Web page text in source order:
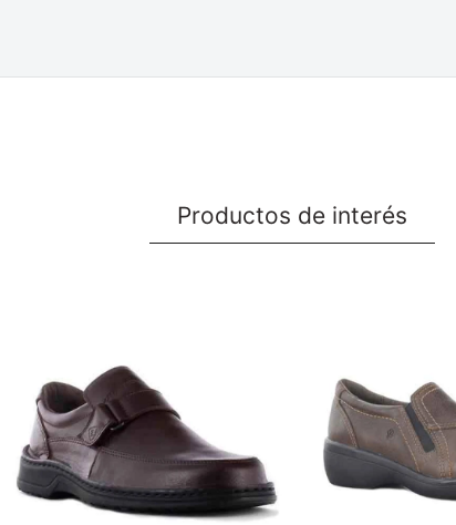
Productos de interés